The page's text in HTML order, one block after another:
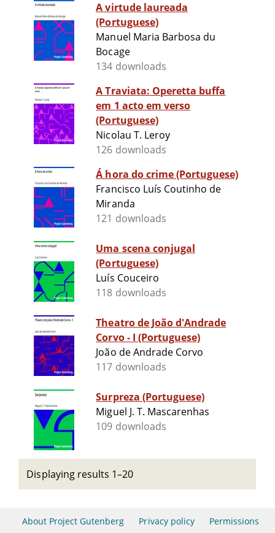
A virtude laureada
(Portuguese)
Manuel Maria Barbosa du
Bocage
134 downloads
A Traviata: Operetta buffa
em 1 acto em verso
(Portuguese)
Nicolau T. Leroy
126 downloads
Á hora do crime (Portuguese)
Francisco Luís Coutinho de
Miranda
121 downloads
Uma scena conjugal
(Portuguese)
Luís Couceiro
118 downloads
Theatro de João d'Andrade
Corvo - I (Portuguese)
João de Andrade Corvo
117 downloads
Surpreza (Portuguese)
Miguel J. T. Mascarenhas
109 downloads
Displaying results 1–20
About Project Gutenberg Privacy policy Permissions